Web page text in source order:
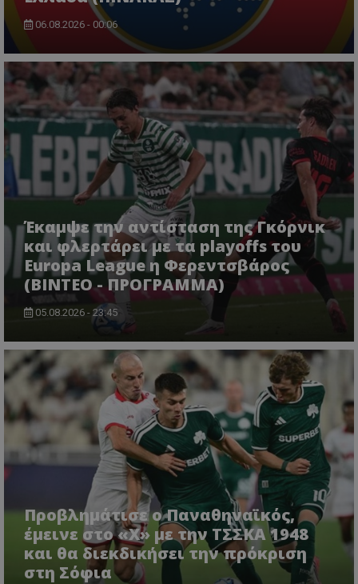
06.08.2026 - 00:06
Έκαμψε την αντίσταση της Γκόρνικ
και φλερτάρει με τα playoffs του
Europa League η Φερεντσβάρος
(ΒΙΝΤΕΟ - ΠΡΟΓΡΑΜΜΑ)
05.08.2026 - 23:45
Προβλημάτισε ο Παναθηναϊκός,
έμεινε στο «Χ» με την ΤΣΣΚΑ 1948
και θα διεκδικήσει την πρόκριση
στη Σόφια